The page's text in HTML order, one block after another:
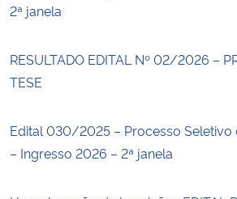
2ª janela
RESULTADO EDITAL Nº 02/2026 –
TESE
Edital 030/2025 – Processo
– Ingresso 2026 – 2ª janela